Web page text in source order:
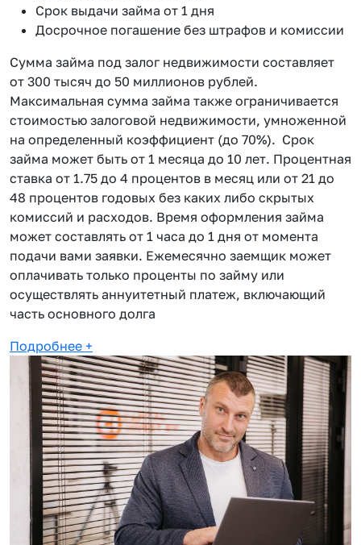
Срок выдачи займа от 1 дня
Досрочное погашение без штрафов и комиссии
Сумма займа под залог недвижимости составляет
от 300 тысяч до 50 миллионов рублей.
Максимальная сумма займа также ограничивается
стоимостью залоговой недвижимости, умноженной
на определенный коэффициент (до 70%). Срок
займа может быть от 1 месяца до 10 лет. Процентная
ставка от 1.75 до 4 процентов в месяц или от 21 до
48 процентов годовых без каких либо скрытых
комиссий и расходов. Время оформления займа
может составлять от 1 часа до 1 дня от момента
подачи вами заявки. Ежемесячно заемщик может
оплачивать только проценты по займу или
осуществлять аннуитетный платеж, включающий
часть основного долга
Подробнее +